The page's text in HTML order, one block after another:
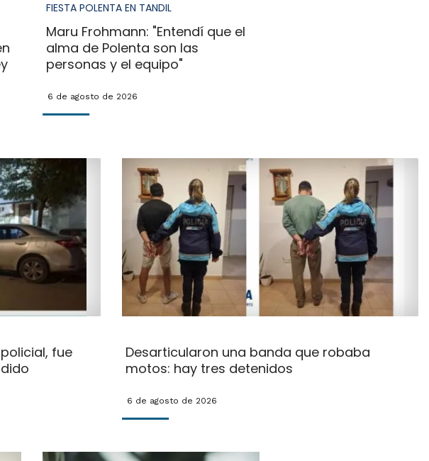
FIESTA POLENTA EN TANDIL
Maru Frohmann: "Entendí que el
alma de Polenta son las
personas y el equipo"
6 de agosto de 2026
fue
Desarticularon una banda que robaba
motos: hay tres detenidos
6 de agosto de 2026